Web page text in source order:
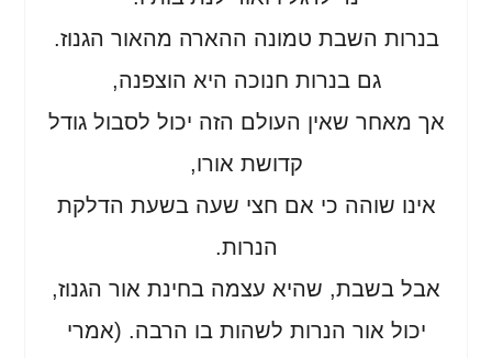
בנרות השבת טמונה ההארה מהאור הגנוז.
גם בנרות חנוכה היא הוצפנה,
אך מאחר שאין העולם הזה יכול לסבול גודל
קדושת אורו,
אינו שוהה כי אם חצי שעה בשעת הדלקת
הנרות.
אבל בשבת, שהיא עצמה בחינת אור הגנוז,
יכול אור הנרות לשהות בו הרבה. (אמרי